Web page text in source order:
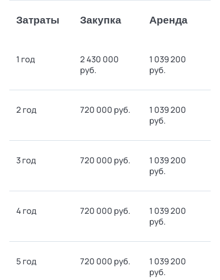
Затраты Закупка Аренда
1 год
2 430 000
руб.
1 039 200
руб.
2 год 720 000 руб.
1 039 200
руб.
3 год 720 000 руб.
1 039 200
руб.
4 год 720 000 руб.
1 039 200
руб.
5 год 720 000 руб.
1 039 200
руб.